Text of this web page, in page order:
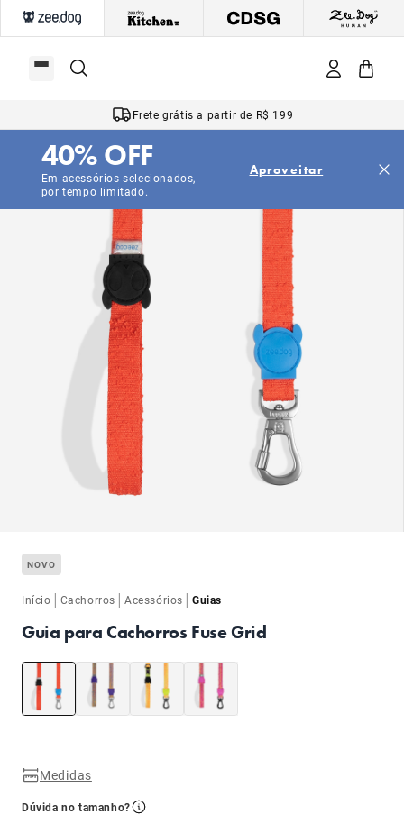
Frete grátis a partir de R$ 199
Em acessórios selecionados,
por tempo limitado.
40% OFF Aproveitar
NOVO
Início | Cachorros |Acessórios |Guias
Guia para Cachorros Fuse Grid
Medidas
Dúvida no tamanho?